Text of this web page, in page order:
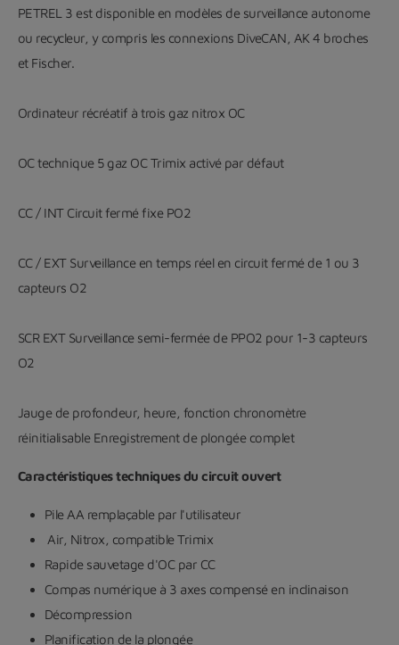
PETREL 3 est disponible en modèles de surveillance autonome
ou recycleur, y compris les connexions DiveCAN, AK 4 broches
et Fischer.
Ordinateur récréatif à trois gaz nitrox OC
OC technique 5 gaz OC Trimix activé par défaut
CC / INT Circuit fermé fixe PO2
CC / EXT Surveillance en temps réel en circuit fermé de 1 ou 3
capteurs O2
SCR EXT Surveillance semi-fermée de PPO2 pour 1-3 capteurs
O2
Jauge de profondeur, heure, fonction chronomètre
réinitialisable Enregistrement de plongée complet
Caractéristiques techniques du circuit ouvert
Pile AA remplaçable par l'utilisateur
Air, Nitrox, compatible Trimix
Rapide sauvetage d'OC par CC
Compas numérique à 3 axes compensé en inclinaison
Décompression
Planification de la plongée